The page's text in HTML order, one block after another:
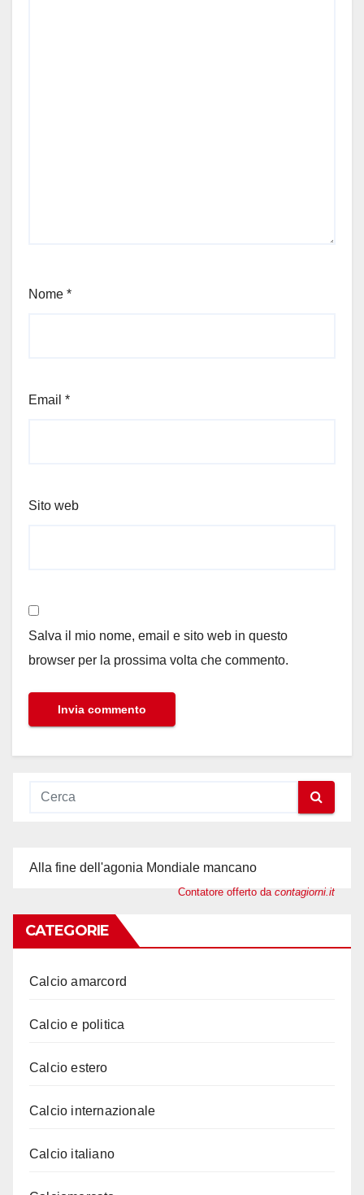
Nome *
Email *
Sito web
Salva il mio nome, email e sito web in questo
browser per la prossima volta che commento.
Alla fine dell'agonia Mondiale mancano
Contatore offerto da contagiorni.it
CATEGORIE
Calcio amarcord
Calcio e politica
Calcio estero
Calcio internazionale
Calcio italiano